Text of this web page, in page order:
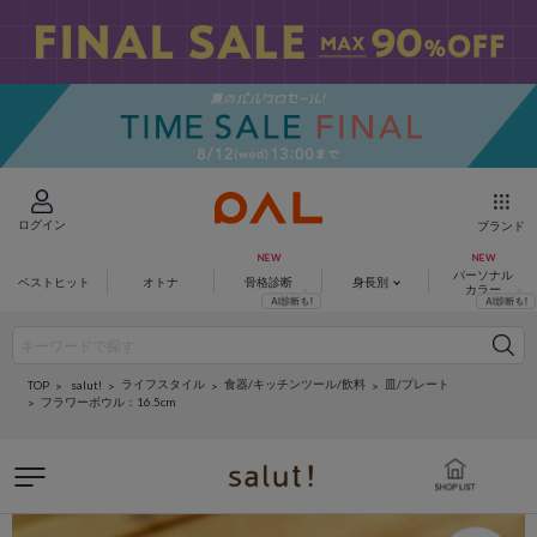
ログイン ブランド
ベストヒット オトナ 骨格診断 身長別
パーソナル
カラー
TOP salut! ライフスタイル 食器/キッチンツール/飲料
皿/プレート
フラワーボウル：16.5cm